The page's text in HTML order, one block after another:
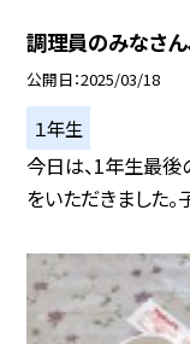
調理員のみなさん
公開日 2025/03/18
１年生
今日は、1年生最後
をいただきました。